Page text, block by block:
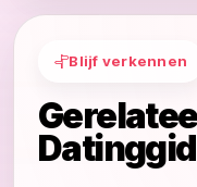
Blijf verkennen